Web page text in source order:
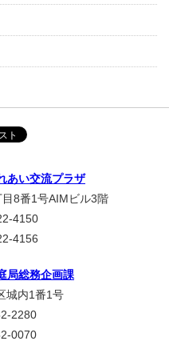
あい交流プラザ
8番1号AIMビル3階
4150
4156
局総務企画課
城内1番1号
2280
0070